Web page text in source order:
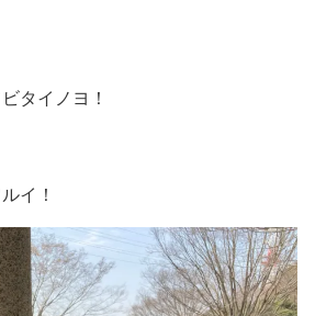
タイノヨ！
イ！